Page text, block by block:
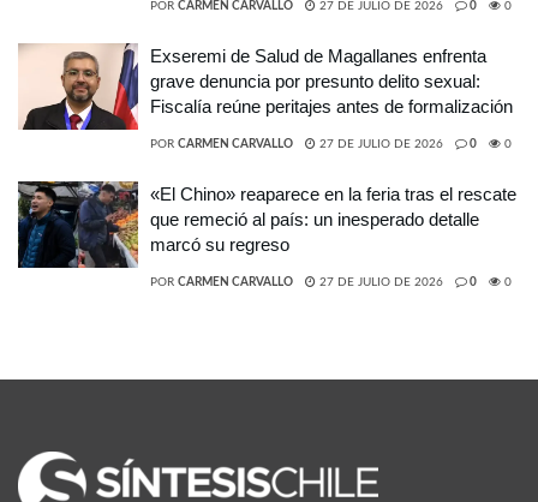
POR CARMEN CARVALLO 27 DE JULIO DE 2026 0 0
Exseremi de Salud de Magallanes enfrenta
grave denuncia por presunto delito sexual:
Fiscalía reúne peritajes antes de formalización
POR CARMEN CARVALLO 27 DE JULIO DE 2026 0 0
«El Chino» reaparece en la feria tras el rescate
que remeció al país: un inesperado detalle
marcó su regreso
POR CARMEN CARVALLO 27 DE JULIO DE 2026 0 0